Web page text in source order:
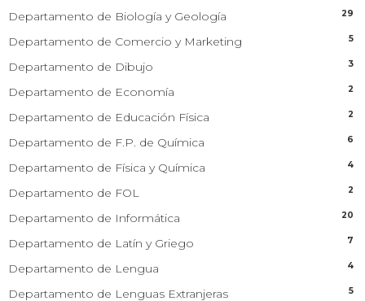
Departamento de Biología y Geología 29
Departamento de Comercio y Marketing 5
Departamento de Dibujo 3
Departamento de Economía 2
Departamento de Educación Física 2
Departamento de F.P. de Química 6
Departamento de Física y Química 4
Departamento de FOL 2
Departamento de Informática 20
Departamento de Latín y Griego 7
Departamento de Lengua 4
Departamento de Lenguas Extranjeras 5